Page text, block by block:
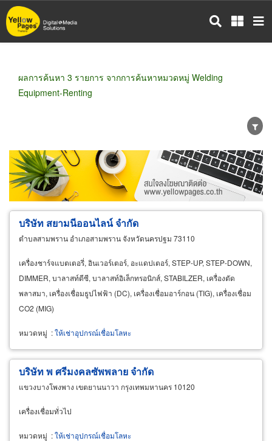
ข้าม
ไป
ผลการค้นหา 3 รายการ จากการค้นหาหมวดหมู่ Welding
Equipment-Renting
ขายส่ง ขายปลีก ผู้ผลิต
ตัวแทนจัดจำหน่าย
ผู้ส่งออก/นำเข้า
ธุรกิจบริการ
บริษัท สยามนีออนไลน์ จำกัด
ตำบลสามพราน อำเภอสามพราน จังหวัดนครปฐม 73110
เครื่องชาร์จแบตเตอรี่, อินเวอร์เตอร์, อะแดปเตอร์, STEP-UP, STEP-DOWN,
DIMMER, บาลาสท์ดีซี, บาลาสท์อิเล็กทรอนิกส์, STABILZER, เครื่องตัด
พลาสมา, เครื่องเชื่อมธูปไฟฟ้า (DC), เครื่องเชื่อมอาร์กอน (TIG), เครื่องเชื่อม
CO2 (MIG)
หมวดหมู่ :ให้เช่าอุปกรณ์เชื่อมโลหะ
บริษัท พ ศรีมงคลซัพพลาย จำกัด
แขวงบางโพงพาง เขตยานนาวา กรุงเทพมหานคร 10120
เครื่องเชื่อมทั่วไป
หมวดหมู่ :ให้เช่าอุปกรณ์เชื่อมโลหะ